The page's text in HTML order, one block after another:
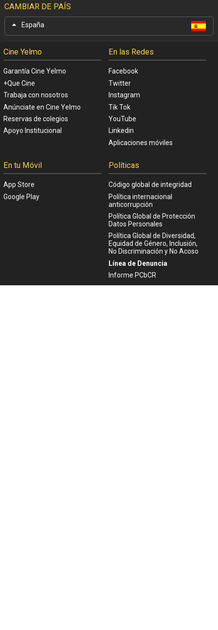
CAMBIAR DE PAÍS
España
Cine Yelmo
Garantía Cine Yelmo
+Que Cine
Trabaja con nosotros
Anúnciate en Cine Yelmo
Reservas de colegios
Apoyo Institucional
En las Redes
Facebook
Twitter
Instagram
Tik Tok
YouTube
Linkedin
Aplicaciones móviles
En tu Móvil
App Store
Google Play
Políticas
Código global de integridad
Política internacional
anticorrupción
Política Global de Protección
Datos Personales
Política Global de Diversidad,
Equidad de Género, Inclusión,
No Discriminación y No Acoso
Línea de Denuncia
Informe PCbCR